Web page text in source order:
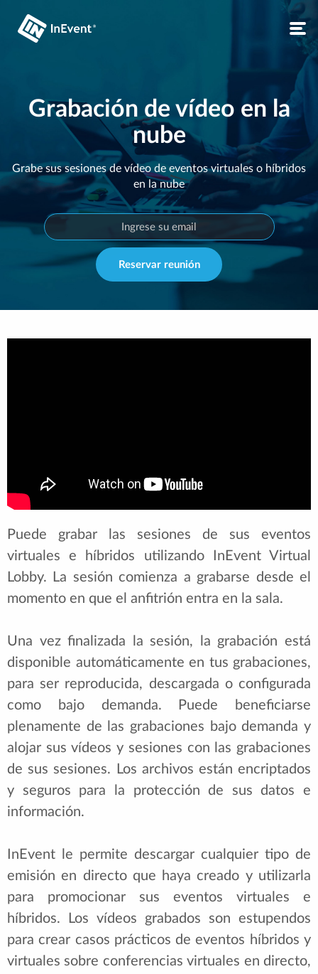
Grabación de vídeo en la
nube
Grabe sus sesiones de vídeo de eventos virtuales o híbridos
en la nube
Reservar reunión
Puede grabar las sesiones de sus eventos
virtuales e híbridos utilizando InEvent Virtual
Lobby. La sesión comienza a grabarse desde el
momento en que el anfitrión entra en la sala.
Una vez finalizada la sesión, la grabación está
disponible automáticamente en tus grabaciones,
para ser reproducida, descargada o configurada
como bajo demanda. Puede beneficiarse
plenamente de las grabaciones bajo demanda y
alojar sus vídeos y sesiones con las grabaciones
de sus sesiones. Los archivos están encriptados
y seguros para la protección de sus datos e
información.
InEvent le permite descargar cualquier tipo de
emisión en directo que haya creado y utilizarla
para promocionar sus eventos virtuales e
híbridos. Los vídeos grabados son estupendos
para crear casos prácticos de eventos híbridos y
virtuales sobre conferencias virtuales en directo,